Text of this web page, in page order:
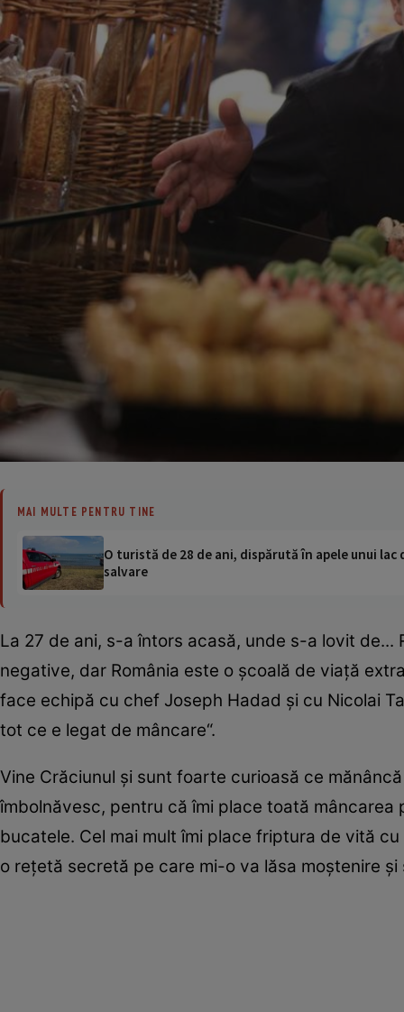
MAI MULTE PENTRU TINE
O turistă de 28 de ani, dispărută în apele unui
salvare
La 27 de ani, s-a întors acasă, unde s-a lovit de...
negative, dar România este o şcoală de viaţă
face echipă cu chef Joseph Hadad şi cu Nicolai
tot ce e legat de mâncare“.
Vine Crăciunul şi sunt foarte curioasă ce
îmbolnăvesc, pentru că îmi place toată
bucatele. Cel mai mult îmi place friptura de vită
o reţetă secretă pe care mi-o va lăsa moştenire